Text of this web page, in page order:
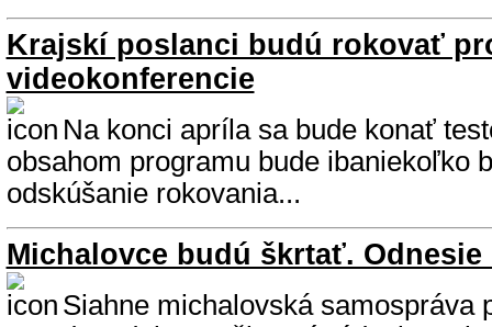
Krajskí poslanci budú rokovať
videokonferencie
Na konci apríla sa bude konať
obsahom programu bude ibaniekoľko
odskúšanie rokovania...
Michalovce budú škrtať.
Siahne michalovská samospráva